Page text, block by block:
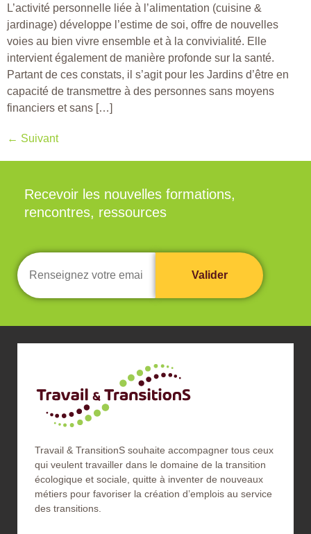
L’activité personnelle liée à l’alimentation (cuisine &
jardinage) développe l’estime de soi, offre de nouvelles
voies au bien vivre ensemble et à la convivialité. Elle
intervient également de manière profonde sur la santé.
Partant de ces constats, il s’agit pour les Jardins d’être en
capacité de transmettre à des personnes sans moyens
financiers et sans […]
← Suivant
Recevoir les nouvelles formations,
rencontres, ressources
Travail & TransitionS souhaite accompagner tous ceux
qui veulent travailler dans le domaine de la transition
écologique et sociale, quitte à inventer de nouveaux
métiers pour favoriser la création d’emplois au service
des transitions.